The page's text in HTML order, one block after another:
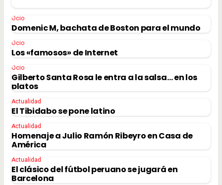
Ocio
Domenic M, bachata de Boston para el mundo
Ocio
Los «famosos» de Internet
Ocio
Gilberto Santa Rosa le entra a la salsa… en los
platos
Actualidad
El Tibidabo se pone latino
Actualidad
Homenaje a Julio Ramón Ribeyro en Casa de
América
Actualidad
El clásico del fútbol peruano se jugará en
Barcelona